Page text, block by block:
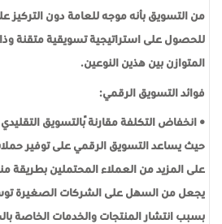
من التسويق بأنه موجه للعامة دون التركيز
للحصول على استراتيجية تسويقية متقنة
المتوازن بين هذين النوعين.
فوائد التسويق الرقمي:
• انخفاض التكلفة مقارنةً بالتسويق التقليدي
حيث يساعد التسويق الرقمي على توفير
على المزيد من العملاء المحتملين بطريقة
يجعل من السهل على الشركات الصغيرة
بسبب انتشار المنتجات والخدمات الخاصة